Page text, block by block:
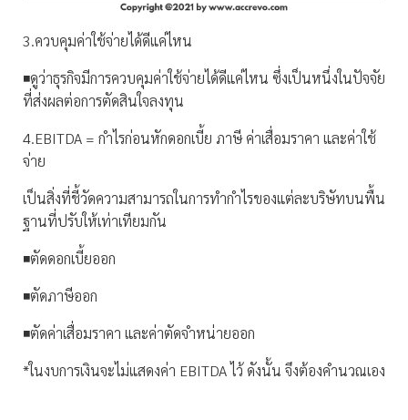
3.ควบคุมค่าใช้จ่ายได้ดีแค่ไหน
◾️ดูว่าธุรกิจมีการควบคุมค่าใช้จ่ายได้ดีแค่ไหน ซึ่งเป็นหนึ่งในปัจจัย
ที่ส่งผลต่อการตัดสินใจลงทุน
4.EBITDA = กำไรก่อนหักดอกเบี้ย ภาษี ค่าเสื่อมราคา และค่าใช้
จ่าย
เป็นสิ่งที่ชี้วัดความสามารถในการทำกำไรของแต่ละบริษัทบนพื้น
ฐานที่ปรับให้เท่าเทียมกัน
◾️ตัดดอกเบี้ยออก
◾️ตัดภาษีออก
◾️ตัดค่าเสื่อมราคา และค่าตัดจำหน่ายออก
*ในงบการเงินจะไม่แสดงค่า EBITDA ไว้ ดังนั้น จึงต้องคำนวณเอง